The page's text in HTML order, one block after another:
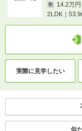
ガーデンハ
7.1万円
(管
敷 14.2万円
2LDK｜
実際に見学したい
敷 14.2万円
2LDK｜
実際に見学したい